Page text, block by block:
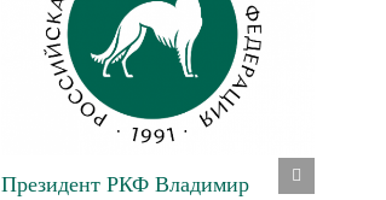
Президент РКФ Владимир